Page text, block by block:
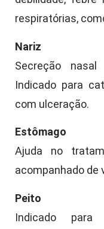
respiratórias,
Nariz
Secreção
Indicado para
com ulceração.
Estômago
Ajuda no
acompanhado de
Peito
Indicado